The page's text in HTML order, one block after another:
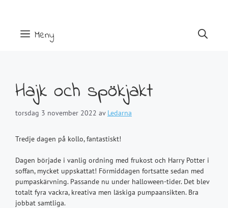
Meny
Hajk och spökjakt
torsdag 3 november 2022 av Ledarna
Tredje dagen på kollo, fantastiskt!
Dagen började i vanlig ordning med frukost och Harry Potter i
soffan, mycket uppskattat! Förmiddagen fortsatte sedan med
pumpaskärvning. Passande nu under halloween-tider. Det blev
totalt fyra vackra, kreativa men läskiga pumpaansikten. Bra
jobbat samtliga.